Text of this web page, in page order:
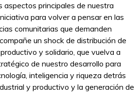
aspectos principales de nuestra
para volver a pensar en las
comunitarias que demanden
un shock de distribución de
y solidario, que vuelva a
de nuestro desarrollo para
inteligencia y riqueza detrás
y productivo y la generación de